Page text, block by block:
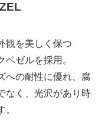
観を美しく保つ
ゼルを採用。
への耐性に優れ、腐
なく、光沢があり時